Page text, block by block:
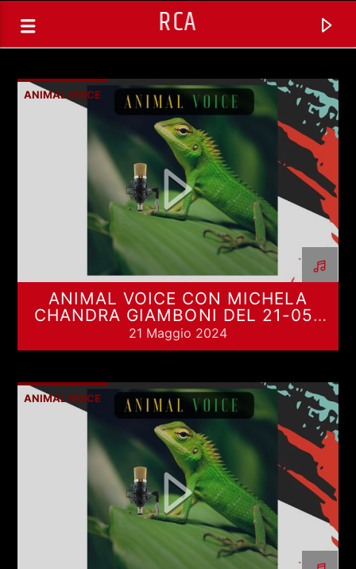
RCA
TRACCIA CORRENTE
SPAZIO GESTITO DALLE COMUNITA'
ANIMAL VOICE
ANIMAL VOICE CON MICHELA
CHANDRA GIAMBONI DEL 21-05-
2024
21 Maggio 2024
ANIMAL VOICE